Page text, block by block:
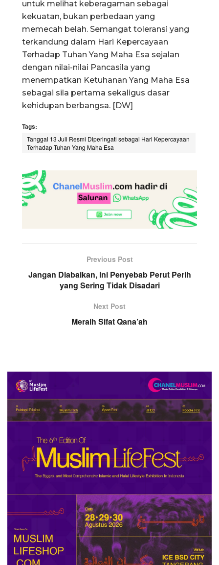
untuk melihat keberagaman sebagai
kekuatan, bukan perbedaan yang
memecah belah. Semangat toleransi yang
terkandung dalam Hari Kepercayaan
Terhadap Tuhan Yang Maha Esa sejalan
dengan nilai-nilai Pancasila yang
menempatkan Ketuhanan Yang Maha Esa
sebagai sila pertama sekaligus dasar
kehidupan berbangsa. [DW]
Tags:
Tanggal 13 Juli Resmi Diperingati sebagai Hari Kepercayaan
Terhadap Tuhan Yang Maha Esa
Previous Post
Jangan Diabaikan, Ini Penyebab Perut Perih
yang Sering Tidak Disadari
Next Post
Meraih Sifat Qana’ah